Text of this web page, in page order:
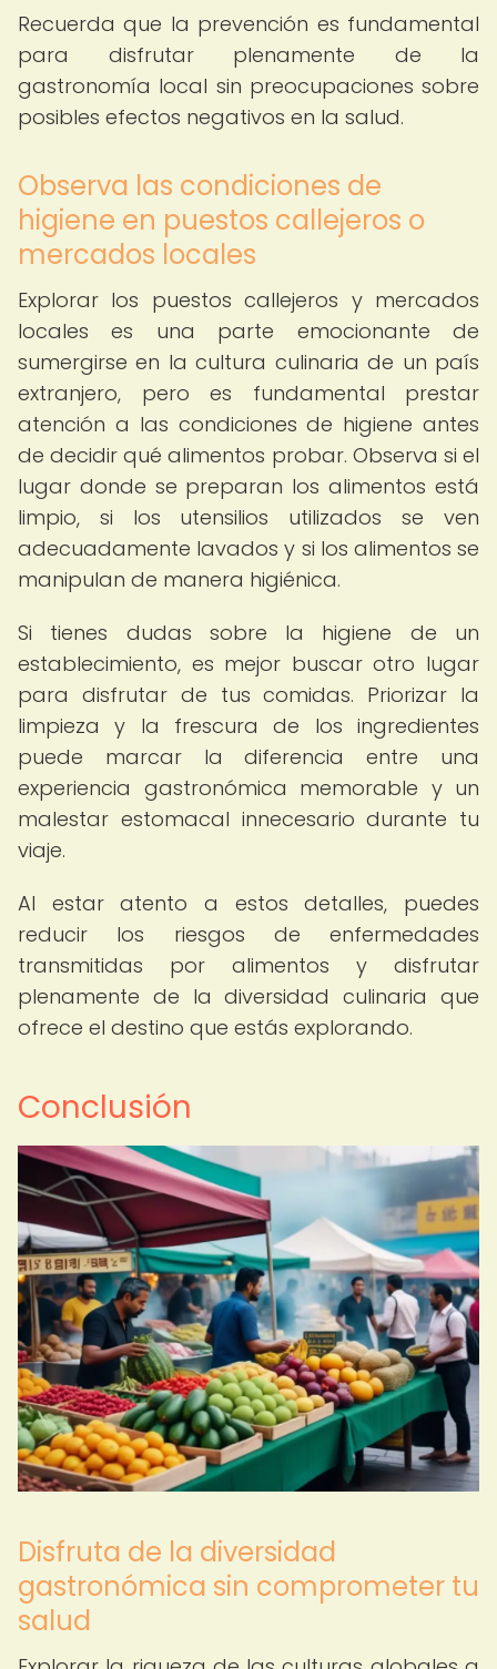
Recuerda que la prevención es fundamental
para disfrutar plenamente de la
gastronomía local sin preocupaciones sobre
posibles efectos negativos en la salud.
Observa las condiciones de
higiene en puestos callejeros o
mercados locales
Explorar los puestos callejeros y mercados
locales es una parte emocionante de
sumergirse en la cultura culinaria de un país
extranjero, pero es fundamental prestar
atención a las condiciones de higiene antes
de decidir qué alimentos probar. Observa si el
lugar donde se preparan los alimentos está
limpio, si los utensilios utilizados se ven
adecuadamente lavados y si los alimentos se
manipulan de manera higiénica.
Si tienes dudas sobre la higiene de un
establecimiento, es mejor buscar otro lugar
para disfrutar de tus comidas. Priorizar la
limpieza y la frescura de los ingredientes
puede marcar la diferencia entre una
experiencia gastronómica memorable y un
malestar estomacal innecesario durante tu
viaje.
Al estar atento a estos detalles, puedes
reducir los riesgos de enfermedades
transmitidas por alimentos y disfrutar
plenamente de la diversidad culinaria que
ofrece el destino que estás explorando.
Conclusión
Disfruta de la diversidad
gastronómica sin comprometer tu
salud